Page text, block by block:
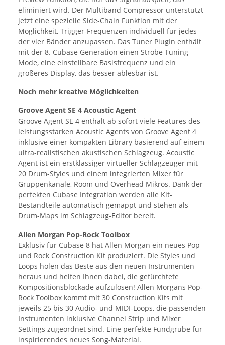
eliminiert wird. Der Multiband Compressor unterstützt
jetzt eine spezielle Side-Chain Funktion mit der
Möglichkeit, Trigger-Frequenzen individuell für jedes
der vier Bänder anzupassen. Das Tuner PlugIn enthält
mit der 8. Cubase Generation einen Strobe Tuning
Mode, eine einstellbare Basisfrequenz und ein
größeres Display, das besser ablesbar ist.
Noch mehr kreative Möglichkeiten
Groove Agent SE 4 Acoustic Agent
Groove Agent SE 4 enthält ab sofort viele Features des
leistungsstarken Acoustic Agents von Groove Agent 4
inklusive einer kompakten Library basierend auf einem
ultra-realistischen akustischen Schlagzeug. Acoustic
Agent ist ein erstklassiger virtueller Schlagzeuger mit
20 Drum-Styles und einem integrierten Mixer für
Gruppenkanäle, Room und Overhead Mikros. Dank der
perfekten Cubase Integration werden alle Kit-
Bestandteile automatisch gemappt und stehen als
Drum-Maps im Schlagzeug-Editor bereit.
Allen Morgan Pop-Rock Toolbox
Exklusiv für Cubase 8 hat Allen Morgan ein neues Pop
und Rock Construction Kit produziert. Die Styles und
Loops holen das Beste aus den neuen Instrumenten
heraus und helfen Ihnen dabei, die gefürchtete
Kompositionsblockade aufzulösen! Allen Morgans Pop-
Rock Toolbox kommt mit 30 Construction Kits mit
jeweils 25 bis 30 Audio- und MIDI-Loops, die passenden
Instrumenten inklusive Channel Strip und Mixer
Settings zugeordnet sind. Eine perfekte Fundgrube für
inspirierendes neues Song-Material.